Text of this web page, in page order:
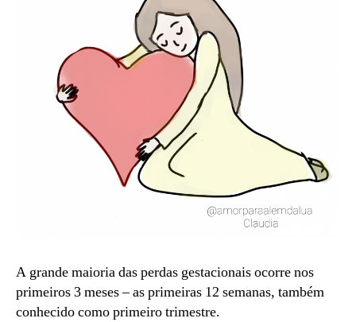
A grande maioria das perdas gestacionais ocorre nos
primeiros 3 meses – as primeiras 12 semanas, também
conhecido como primeiro trimestre.